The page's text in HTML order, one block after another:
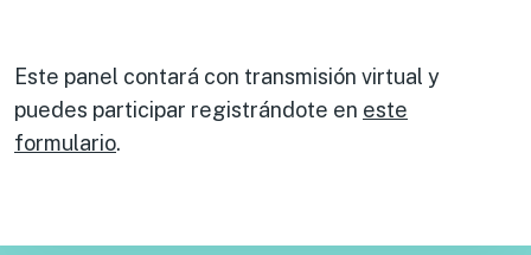
Este panel contará con transmisión virtual y
puedes participar registrándote en este
formulario.